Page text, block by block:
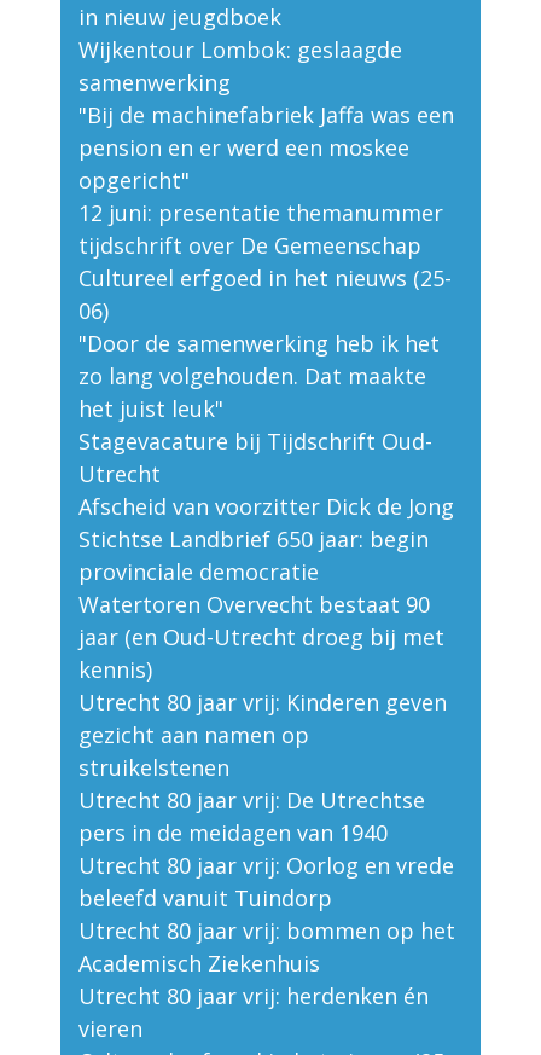
in nieuw jeugdboek
Wijkentour Lombok: geslaagde
samenwerking
"Bij de machinefabriek Jaffa was een
pension en er werd een moskee
opgericht"
12 juni: presentatie themanummer
tijdschrift over De Gemeenschap
Cultureel erfgoed in het nieuws (25-
06)
"Door de samenwerking heb ik het
zo lang volgehouden. Dat maakte
het juist leuk"
Stagevacature bij Tijdschrift Oud-
Utrecht
Afscheid van voorzitter Dick de Jong
Stichtse Landbrief 650 jaar: begin
provinciale democratie
Watertoren Overvecht bestaat 90
jaar (en Oud-Utrecht droeg bij met
kennis)
Utrecht 80 jaar vrij: Kinderen geven
gezicht aan namen op
struikelstenen
Utrecht 80 jaar vrij: De Utrechtse
pers in de meidagen van 1940
Utrecht 80 jaar vrij: Oorlog en vrede
beleefd vanuit Tuindorp
Utrecht 80 jaar vrij: bommen op het
Academisch Ziekenhuis
Utrecht 80 jaar vrij: herdenken én
vieren